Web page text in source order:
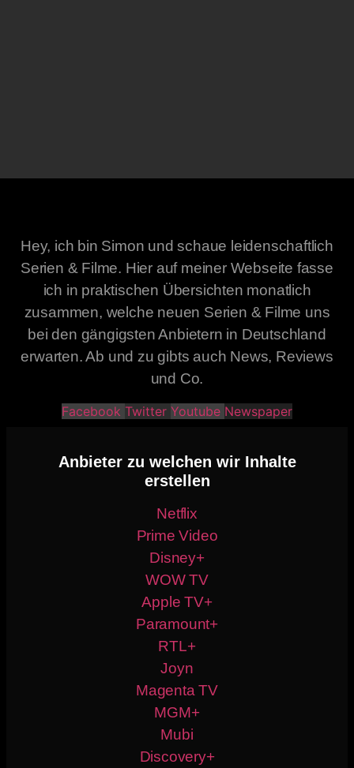
Hey, ich bin Simon und schaue leidenschaftlich
Serien & Filme. Hier auf meiner Webseite fasse
ich in praktischen Übersichten monatlich
zusammen, welche neuen Serien & Filme uns
bei den gängigsten Anbietern in Deutschland
erwarten. Ab und zu gibts auch News, Reviews
und Co.
Facebook Twitter Youtube Newspaper
Anbieter zu welchen wir Inhalte
erstellen
Netflix
Prime Video
Disney+
WOW TV
Apple TV+
Paramount+
RTL+
Joyn
Magenta TV
MGM+
Mubi
Discovery+